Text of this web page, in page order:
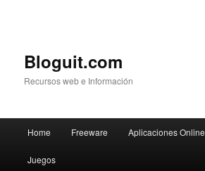
Bloguit.com
Recursos web e Información
Skip
to
Skip
to
Home Freeware Aplicaciones Online
Juegos